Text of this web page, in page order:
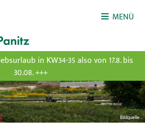
MENÜ
in KW34-35 also von 17.8. bis
30.08. +++
Bildquelle...